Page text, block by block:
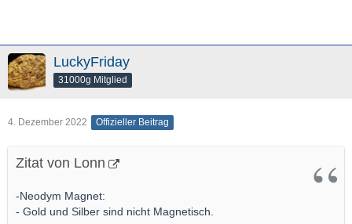
LuckyFriday
31000g Mitglied
4. Dezember 2022 Offizieller Beitrag
Zitat von Lonn
-Neodym Magnet:
- Gold und Silber sind nicht Magnetisch.